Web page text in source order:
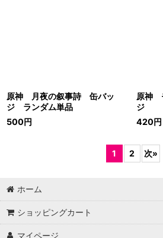
原神 月夜の叙事詩 缶バッ
ジ ランダム単品
500円
原神
ジ
420円
1 2 次»
ホーム
ショッピングカート
マイページ